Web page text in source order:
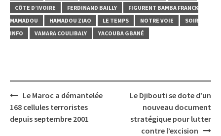
CÔTE D’IVOIRE
FERDINAND BAILLY
FIGURENT BAMBA FRANCK
MAMADOU
HAMADOU ZIAO LE TEMPS NOTRE VOIE
SOIR
INFO
VAMARA COULIBALY YACOUBA GBANÉ
Post
navigation
Le Maroc a démantelée
168 cellules terroristes
depuis septembre 2001
Le Djibouti se dote d’un
nouveau document
stratégique pour lutter
contre l’excision